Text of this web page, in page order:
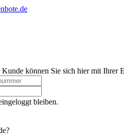
Kunde können Sie sich hier mit Ihrer
bleiben.